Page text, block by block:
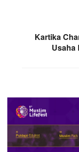
Kartika
Usaha